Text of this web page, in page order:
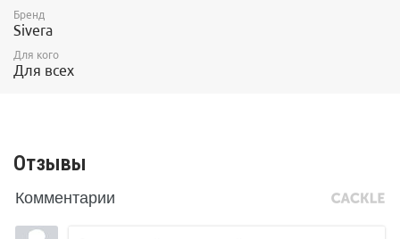
Бренд
Sivera
Для кого
Для всех
Отзывы
Комментарии